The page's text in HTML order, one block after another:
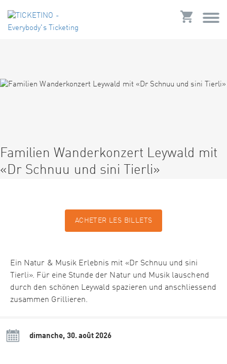
Familien Wanderkonzert Leywald mit
«Dr Schnuu und sini Tierli»
ACHETER LES BILLETS
Ein Natur & Musik Erlebnis mit «Dr Schnuu und sini
Tierli». Für eine Stunde der Natur und Musik lauschend
durch den schönen Leywald spazieren und anschliessend
zusammen Grillieren.
dimanche, 30. août 2026